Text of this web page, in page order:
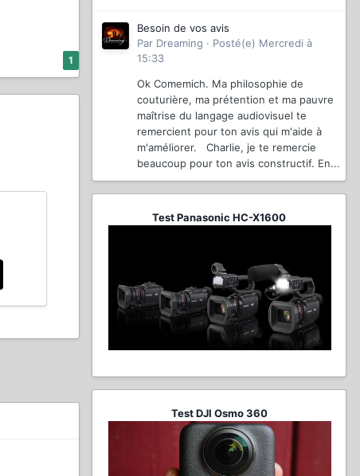
1
Besoin de vos avis
Par Dreaming · Posté(e) Mercredi à
15:33
Ok Comemich. Ma philosophie de
couturière, ma prétention et ma pauvre
maîtrise du langage audiovisuel te
remercient pour ton avis qui m'aide à
m'améliorer. Charlie, je te remercie
beaucoup pour ton avis constructif. En...
Test Panasonic HC-X1600
Test DJI Osmo 360